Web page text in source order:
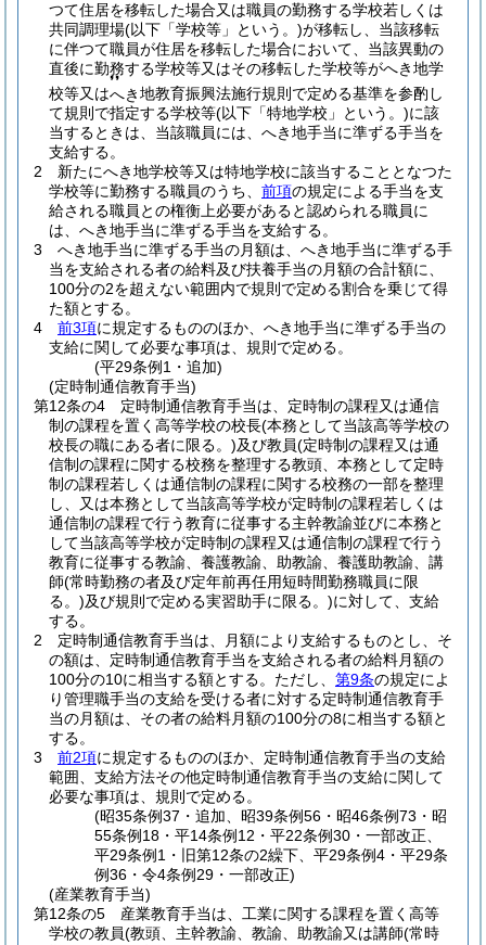
つて住居を移転した場合又は職員の勤務する学校若しくは
共同調理場(以下「学校等」という。)が移転し、当該移転
に伴つて職員が住居を移転した場合において、当該異動の
直後に勤務する学校等又はその移転した学校等がへき地学
校等又はへき
❜❜
地教育振興法施行規則で定める基準を参酌し
て規則で指定する学校等(以下「特地学校」という。)に該
当するときは、当該職員には、へき地手当に準ずる手当を
支給する。
2
新たにへき地学校等又は特地学校に該当することとなつた
学校等に勤務する職員のうち、 前項の規定による手当を支
給される職員との権衡上必要があると認められる職員に
は、へき地手当に準ずる手当を支給する。
3
へき地手当に準ずる手当の月額は、へき地手当に準ずる手
当を支給される者の給料及び扶養手当の月額の合計額に、
100分の2を超えない範囲内で規則で定める割合を乗じて得
た額とする。
4
前3項に規定するもののほか、へき地手当に準ずる手当の
支給に関して必要な事項は、規則で定める。
(平29条例1・追加)
(定時制通信教育手当)
第12条の4
定時制通信教育手当は、定時制の課程又は通信
制の課程を置く高等学校の校長(本務として当該高等学校の
校長の職にある者に限る。)及び教員(定時制の課程又は通
信制の課程に関する校務を整理する教頭、本務として定時
制の課程若しくは通信制の課程に関する校務の一部を整理
し、又は本務として当該高等学校が定時制の課程若しくは
通信制の課程で行う教育に従事する主幹教諭並びに本務と
して当該高等学校が定時制の課程又は通信制の課程で行う
教育に従事する教諭、養護教諭、助教諭、養護助教諭、講
師(常時勤務の者及び定年前再任用短時間勤務職員に限
る。)及び規則で定める実習助手に限る。)に対して、支給
する。
2
定時制通信教育手当は、月額により支給するものとし、そ
の額は、定時制通信教育手当を支給される者の給料月額の
100分の10に相当する額とする。 ただし、 第9条の規定によ
り管理職手当の支給を受ける者に対する定時制通信教育手
当の月額は、その者の給料月額の100分の8に相当する額と
する。
3
前2項に規定するもののほか、定時制通信教育手当の支給
範囲、支給方法その他定時制通信教育手当の支給に関して
必要な事項は、規則で定める。
(昭35条例37・追加、昭39条例56・昭46条例73・昭
55条例18・平14条例12・平22条例30・一部改正、
平29条例1・旧第12条の2繰下、平29条例4・平29条
例36・令4条例29・一部改正)
(産業教育手当)
第12条の5
産業教育手当は、工業に関する課程を置く高等
学校の教員(教頭、主幹教諭、教諭、助教諭又は講師(常時